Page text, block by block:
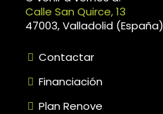
Calle San Quirce, 13
47003, Valladolid (España)
Contactar
Financiación
Plan Renove